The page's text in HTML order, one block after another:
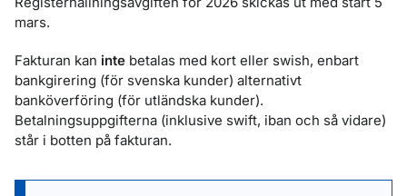
mars.
Fakturan kan inte betalas med kort eller swish, enbart
bankgirering (för svenska kunder) alternativt
banköverföring (för utländska kunder).
Betalningsuppgifterna (inklusive swift, iban och så vidare)
står i botten på fakturan.